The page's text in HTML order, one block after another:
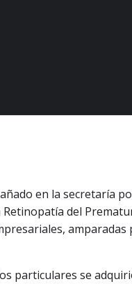
en la secretaría
del
amparadas
particulares se